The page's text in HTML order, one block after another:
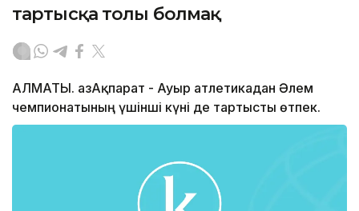
тартысқа толы болмақ
АЛМАТЫ. ҚазАқпарат - Ауыр атлетикадан Әлем
чемпионатының үшінші күні де тартысты өтпек.